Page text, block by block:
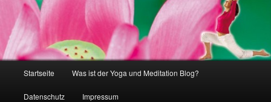
Startseite Was ist der Yoga und Meditation Blog?
Datenschutz Impressum